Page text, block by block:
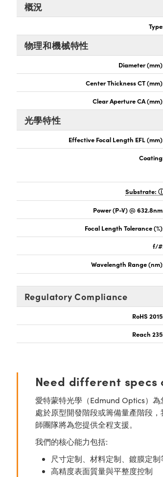
概況
物理和機械特性
Diameter
Center Thickness CT
Clear Aperture CA
光學特性
Effective Focal Length EFL
Substrate:
Power (P-V) @
Focal Length Tolerance
f/
Wavelength Range
Regulatory Compliance
RoHS
Reach
Need different specs
愛特蒙特光學（Edmund Optics）
處於原型開發階段或籌備量產階段
師團隊將為您提供全程支援。
我們的核心能力包括:
尺寸定制、材料定制、鍍膜定制
高精度表面質量與平整度控制